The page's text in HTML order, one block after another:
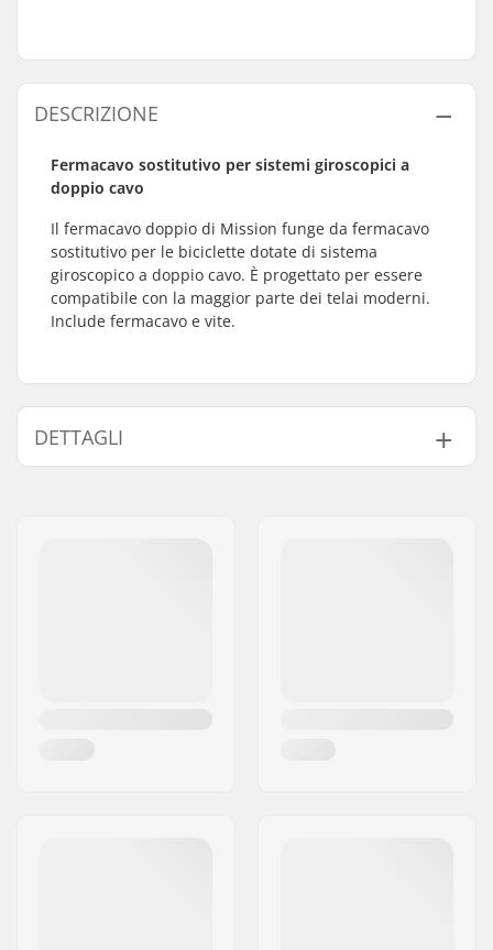
DESCRIZIONE
Fermacavo sostitutivo per sistemi giroscopici a
doppio cavo
Il fermacavo doppio di Mission funge da fermacavo
sostitutivo per le biciclette dotate di sistema
giroscopico a doppio cavo. È progettato per essere
compatibile con la maggior parte dei telai moderni.
Include fermacavo e vite.
DETTAGLI